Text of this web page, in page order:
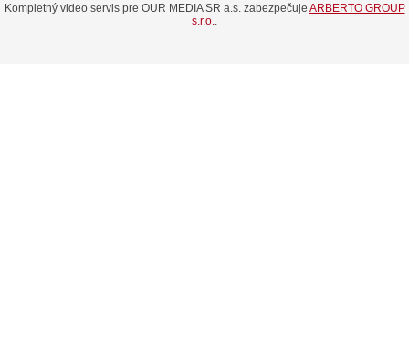
Kompletný video servis pre OUR MEDIA SR a.s. zabezpečuje ARBERTO GROUP
s.r.o..